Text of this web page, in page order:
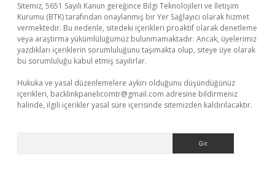
Sitemiz, 5651 Sayılı Kanun gereğince Bilgi Teknolojileri ve İletişim
Kurumu (BTK) tarafından onaylanmış bir Yer Sağlayıcı olarak hizmet
vermektedir. Bu nedenle, sitedeki içerikleri proaktif olarak denetleme
veya araştırma yükümlülüğümüz bulunmamaktadır. Ancak, üyelerimiz
yazdıkları içeriklerin sorumluluğunu taşımakta olup, siteye üye olarak
bu sorumluluğu kabul etmiş sayılırlar.
Hukuka ve yasal düzenlemelere aykırı olduğunu düşündüğünüz
içerikleri, backlinkpanelicomtr@gmail.com adresine bildirmeniz
halinde, ilgili içerikler yasal süre içerisinde sitemizden kaldırılacaktır.